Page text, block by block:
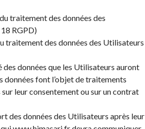
traitement des données des
RGPD)
traitement des données des Utilisateurs
données que les Utilisateurs auront
données font l’objet de traitements
leur consentement ou sur un contrat
des données des Utilisateurs après leur